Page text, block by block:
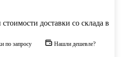
доставки со склада в
по запросу Нашли дешевле?